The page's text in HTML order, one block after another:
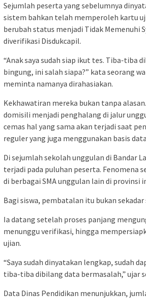
Sejumlah peserta yang sebelumnya
sistem bahkan telah memperoleh kartu
berubah status menjadi Tidak Memenuhi
diverifikasi Disdukcapil.
“Anak saya sudah siap ikut tes. Tiba-tiba
bingung, ini salah siapa?” kata seorang
meminta namanya dirahasiakan.
Kekhawatiran mereka bukan tanpa
domisili menjadi penghalang di jalur
cemas hal yang sama akan terjadi saat
reguler yang juga menggunakan basis
Di sejumlah sekolah unggulan di Bandar
terjadi pada puluhan peserta. Fenomena
di berbagai SMA unggulan lain di provinsi
Bagi siswa, pembatalan itu bukan
Ia datang setelah proses panjang
menunggu verifikasi, hingga
ujian.
“Saya sudah dinyatakan lengkap, sudah
tiba-tiba dibilang data bermasalah,” ujar
Data Dinas Pendidikan menunjukkan,